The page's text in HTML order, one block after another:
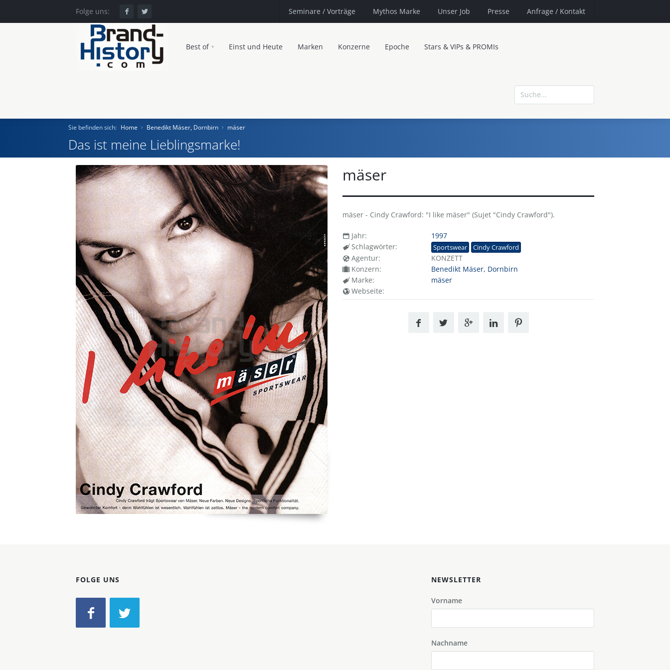
Folge uns: Seminare / Vorträge Mythos Marke Unser Job Presse Anfrage / Kontakt
Best of Einst und Heute Marken Konzerne Epoche Stars & VIPs & PROMIs
Home
Einst und Heute
Marken
Konzerne
Epoche
Sie befinden sich: Home Benedikt Mäser, Dornbirn mäser
Das ist meine Lieblingsmarke!
mäser
mäser - Cindy Crawford: "I like mäser" (Sujet "Cindy Crawford").
Jahr:
1997
Schlagwörter:
Sportswear Cindy Crawford
Agentur:
KONZETT
Konzern:
Benedikt Mäser, Dornbirn
Marke:
mäser
Webseite:
FOLGE UNS NEWSLETTER
Vorname
Nachname